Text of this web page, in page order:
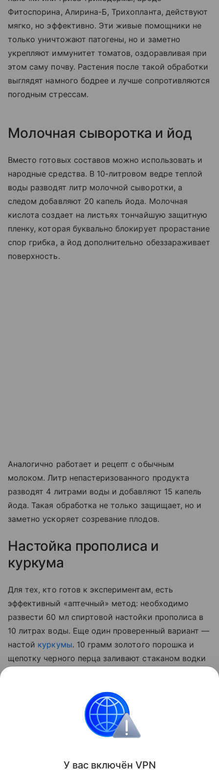
Фитоспорина, Алирина-Б, Трихопланта, действуют
мягко, но эффективно. Эти живые помощники не
только уничтожают патогены, но и заметно
укрепляют иммунитет томатов, оздоравливая при
этом саму почву. Растения после такой обработки
выглядят намного бодрее и лучше сопротивляются
погодным стрессам.
Молочная сыворотка и йод
Вместо готовых составов можно использовать и
народные средства. В 10-литровом ведре теплой
воды разводят литр молочной сыворотки, а
следом добавляют 20 капель йода. Молочная
кислота создает на листьях тончайшую защитную
пленку, которая буквально блокирует прорастание
спор грибка, а йод дополнительно обеззараживает
поверхность.
Аналогично работает и рецепт с обычным
молоком. Литр непастеризованного продукта
разводят 4 литрами воды и добавляют 15 капель
йода. Такая обработка не только защищает, но и
заметно ускоряет созревание плодов.
Настойка прополиса и
куркума
Для тех, кто готов к экспериментам, есть
эффективный «аптечный» метод: необходимо
развести 60 мл спиртовой настойки прополиса в
10 литрах воды. Еще один проверенный вариант —
настой куркумы. 10 грамм золотого порошка и
щепотку черного перца заливают стаканом водки
опрыскивают стебли, а также листья с верхней и
У вас включён VPN